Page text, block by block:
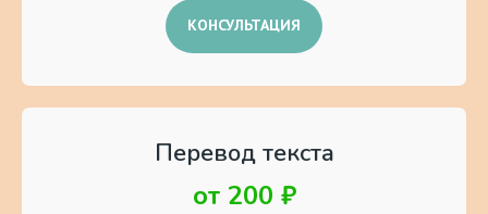
КОНСУЛЬТАЦИЯ
Перевод текста
от 200 ₽